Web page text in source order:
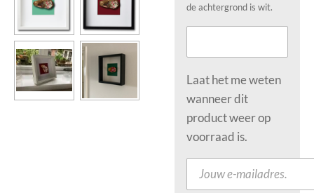
de achtergrond is wit.
Laat het me weten
wanneer dit
product weer op
voorraad is.